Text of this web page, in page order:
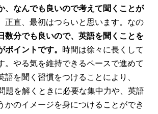
、なんでも良いので考えて聞くことが
正直、最初はつらいと思います。なの
数分でも良いので、英語を聞くことを
ポイントです。 時間は徐々に長くして
。やる気を維持できるペースで進めて
語を聞く習慣をつけることにより、
題を解くときに必要な集中力や、英語
かのイメージを身につけることができ